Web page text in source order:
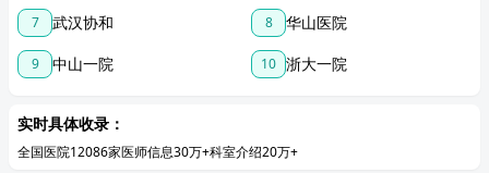
7 武汉协和 8 华山医院
9 中山一院 10 浙大一院
实时具体收录：
全国医院12086家医师信息30万+科室介绍20万+